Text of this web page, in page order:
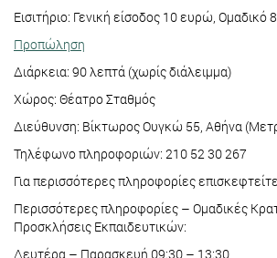
Εισιτήριο: Γενική είσοδος 10 ευρώ, Ομαδικό
Προπώληση
Διάρκεια: 90 λεπτά (χωρίς διάλειμμα)
Χώρος: Θέατρο Σταθμός
Διεύθυνση: Βίκτωρος Ουγκώ 55, Αθήνα
Τηλέφωνο πληροφοριών: 210 52 30 267
Για περισσότερες πληροφορίες
Περισσότερες πληροφορίες – Ομαδικές
Προσκλήσεις Εκπαιδευτικών:
Δευτέρα – Παρασκευή 09:30 – 13:30